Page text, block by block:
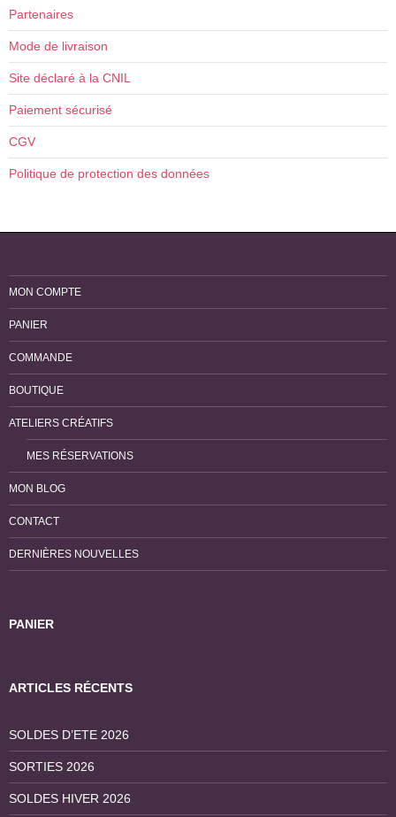
Partenaires
Mode de livraison
Site déclaré à la CNIL
Paiement sécurisé
CGV
Politique de protection des données
MON COMPTE
PANIER
COMMANDE
BOUTIQUE
ATELIERS CRÉATIFS
MES RÉSERVATIONS
MON BLOG
CONTACT
DERNIÈRES NOUVELLES
PANIER
ARTICLES RÉCENTS
SOLDES D’ETE 2026
SORTIES 2026
SOLDES HIVER 2026